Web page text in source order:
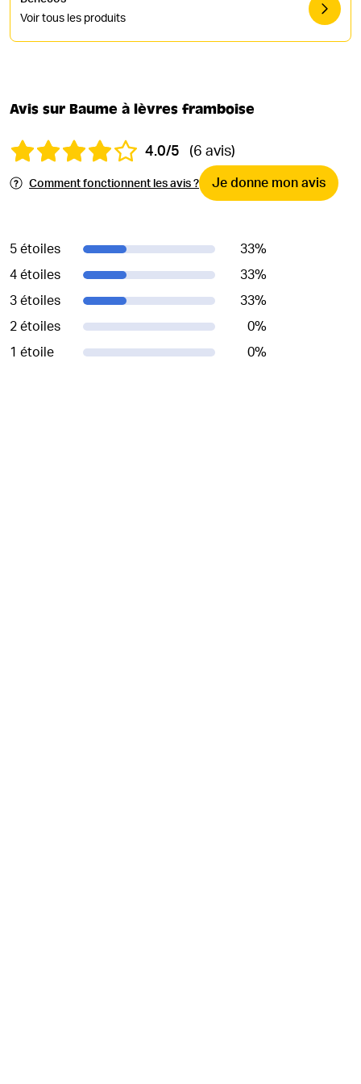
Voir tous les produits
Avis sur Baume à lèvres framboise
4.0/5 (6 avis)
Comment fonctionnent les avis ? Je donne mon avis
5 étoiles 33%
4 étoiles
33%
3 étoiles
33%
2 étoiles
0%
1 étoile
0%